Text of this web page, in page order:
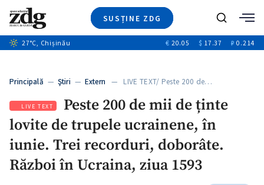
SUSȚINE ZDG
Ştiri
+12
Special
Caută
27°C, Chișinău € 20.05 $ 17.37 ₽ 0.214
Principală — Ştiri — Extern — LIVE TEXT/ Peste 200 de…
LIVE TEXT
Peste 200 de mii de ținte
lovite de trupele ucrainene, în
iunie. Trei recorduri, doborâte.
Război în Ucraina, ziua 1593